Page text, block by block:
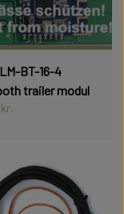
BT-16-4
trailer modul